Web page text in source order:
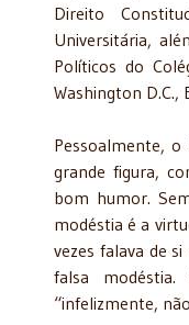
Direito
Universitária,
Políticos do
Washington D.C.,
Pessoalmente,
grande figura,
bom humor.
modéstia é a
vezes falava de
falsa
“infelizmente,